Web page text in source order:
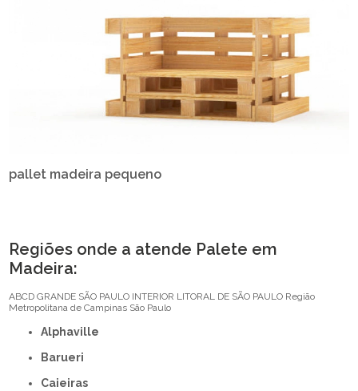
pallet madeira pequeno
Regiões onde a atende Palete em
Madeira:
ABCD GRANDE SÃO PAULO INTERIOR LITORAL DE SÃO PAULO Região
Metropolitana de Campinas São Paulo
Alphaville
Barueri
Caieiras